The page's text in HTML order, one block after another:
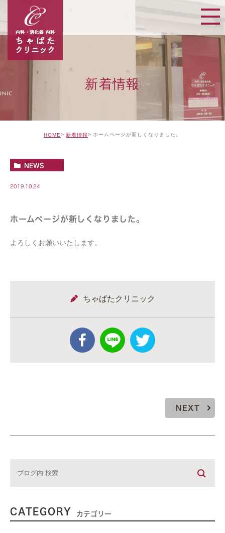
新着情報
HOME 新着情報 ホームページが新しくなりました。
NEWS
2019.10.24
ホームページが新しくなりました。
よろしくお願いいたします。
ちゃばたクリニック
NEXT
CATEGORY カテゴリー